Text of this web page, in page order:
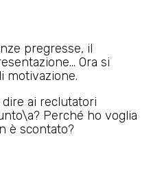
pregresse, il
Ora si
motivazione.
dire ai reclutatori
Perché ho voglia
è scontato?